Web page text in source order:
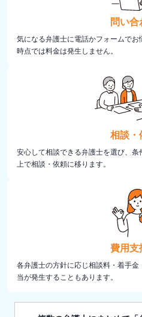
問い合
気になる弁護士に電話かフォームで
時点では料金は発生しません。
相談・
安心して相談できる弁護士を選び、
上で相談・依頼に移ります。
費用支
各弁護士の方針に応じ相談料・着手
当が発生することもあります。